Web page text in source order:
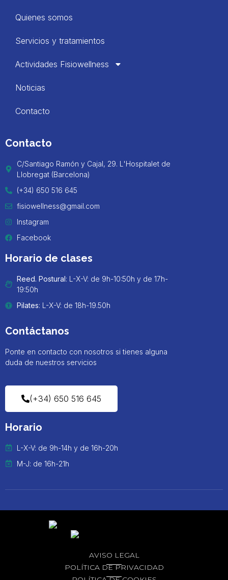
Quienes somos
Servicios y tratamientos
Actividades Fisiowellness
Noticias
Contacto
Contacto
C/Santiago Ramón y Cajal, 29. L'Hospitalet de
Llobregat (Barcelona)
(+34) 650 516 645
fisiowellness@gmail.com
Instagram
Facebook
Horario de clases
Reed. Postural: L-X-V: de 9h-10:50h y de 17h-
19:50h
Pilates: L-X-V: de 18h-19.50h
Contáctanos
Ponte en contacto con nosotros si tienes alguna
duda de nuestros servicios
(+34) 650 516 645
Horario
L-X-V: de 9h-14h y de 16h-20h
M-J: de 16h-21h
AVISO LEGAL
POLÍTICA DE PRIVACIDAD